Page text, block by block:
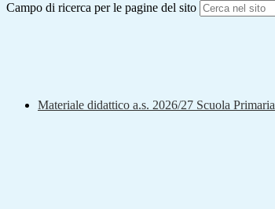
Campo di ricerca per le pagine del sito
Materiale didattico a.s. 2026/27 Scuola Primaria